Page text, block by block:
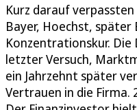
Kurz darauf
Bayer, Hoechst, später
Konzentrationskur. Die
letzter Versuch,
ein Jahrzehnt später
Vertrauen in die Firma.